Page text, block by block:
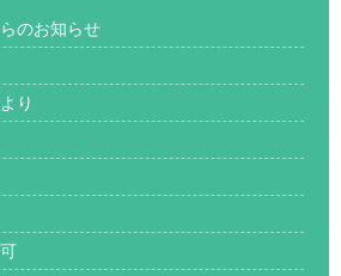
のお知らせ
り